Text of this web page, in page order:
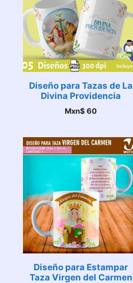
Diseño para Tazas de La
Divina Providencia
Mxn$ 60
Diseño para Estampar
Taza Virgen del Carmen